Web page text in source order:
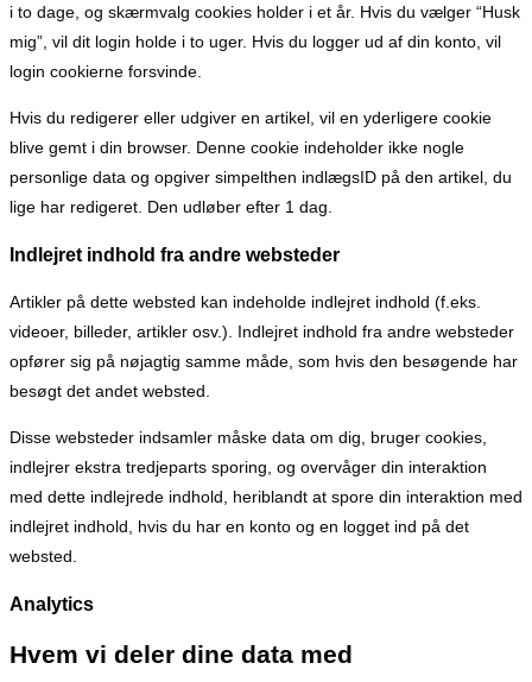
i to dage, og skærmvalg cookies holder i et år. Hvis du vælger “Husk
mig”, vil dit login holde i to uger. Hvis du logger ud af din konto, vil
login cookierne forsvinde.
Hvis du redigerer eller udgiver en artikel, vil en yderligere cookie
blive gemt i din browser. Denne cookie indeholder ikke nogle
personlige data og opgiver simpelthen indlægsID på den artikel, du
lige har redigeret. Den udløber efter 1 dag.
Indlejret indhold fra andre websteder
Artikler på dette websted kan indeholde indlejret indhold (f.eks.
videoer, billeder, artikler osv.). Indlejret indhold fra andre websteder
opfører sig på nøjagtig samme måde, som hvis den besøgende har
besøgt det andet websted.
Disse websteder indsamler måske data om dig, bruger cookies,
indlejrer ekstra tredjeparts sporing, og overvåger din interaktion
med dette indlejrede indhold, heriblandt at spore din interaktion med
indlejret indhold, hvis du har en konto og en logget ind på det
websted.
Analytics
Hvem vi deler dine data med